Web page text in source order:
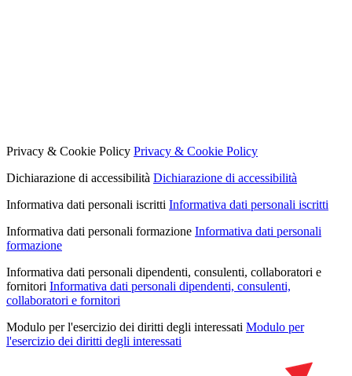
Privacy & Cookie Policy Privacy & Cookie Policy
Dichiarazione di accessibilità Dichiarazione di accessibilità
Informativa dati personali iscritti Informativa dati personali iscritti
Informativa dati personali formazione Informativa dati personali
formazione
Informativa dati personali dipendenti, consulenti, collaboratori e
fornitori Informativa dati personali dipendenti, consulenti,
collaboratori e fornitori
Modulo per l'esercizio dei diritti degli interessati Modulo per
l'esercizio dei diritti degli interessati